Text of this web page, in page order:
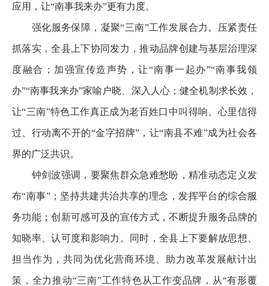
应用，让“南事我来办”更有力度。
强化服务保障，凝聚“三南”工作发展合力。压紧责任
抓落实，全县上下协同发力，推动品牌创建与基层治理深
度融合；加强宣传造声势，让“南事一起办”“南事我领
办”“南事我来办”家喻户晓、深入人心；健全机制求长效，
让“三南”特色工作真正成为老百姓口中叫得响、心里信得
过、行动离不开的“金字招牌”，让“南县不难”成为社会各
界的广泛共识。
钟剑波强调，要聚焦群众急难愁盼，精准动态定义发
布“南事”；坚持共建共治共享的理念，发挥平台的综合服
务功能；创新可感可及的宣传方式，不断提升服务品牌的
知晓率、认可度和影响力。同时，全县上下要解放思想、
担当作为，共同为优化营商环境、助力改革发展献计出
策，全力推动“三南”工作特色从工作变品牌，从“有形覆